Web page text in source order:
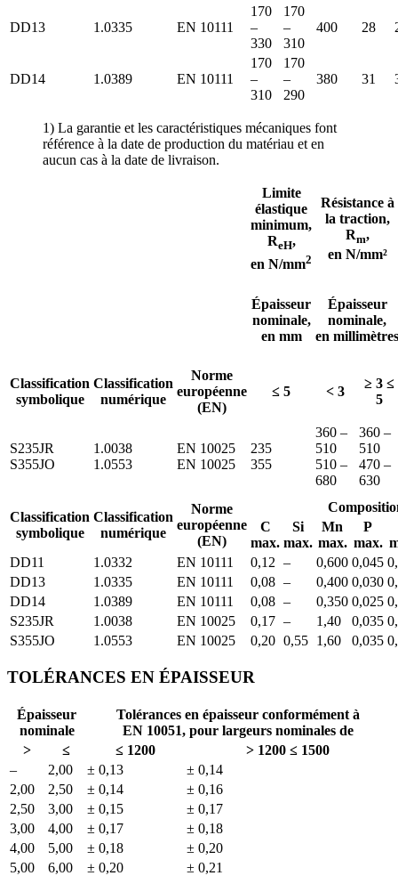
DD13 1.0335 EN 10111
170
–
330
170
–
310
400 28
DD14 1.0389 EN 10111
170
–
310
170
–
290
380 31
1) La garantie et les caractéristiques mécaniques font
référence à la date de production du matériau et en
aucun cas à la date de livraison.
Limite
élastique
minimum,
ReH,
en N/mm2
Résistance à
la traction,
Rm,
en N/mm²
Épaisseur
nominale,
en mm
Épaisseur
nominale,
en millimètres
Classification
symbolique
Classification
numérique
Norme
européenne
(EN)
≤ 5 < 3
≥ 3 ≤
5
S235JR
S355JO
1.0038
1.0553
EN 10025
EN 10025
235
355
360 –
510
510 –
680
360 –
510
470 –
630
Classification
symbolique
Classification
numérique
Norme
européenne
(EN)
C
max.
Si
max.
Mn
max.
P
max.
DD11
1.0332 EN 10111 0,12 – 0,600 0,045
DD13
1.0335 EN 10111 0,08 – 0,400 0,030
DD14
1.0389 EN 10111 0,08 – 0,350 0,025
S235JR
1.0038 EN 10025 0,17 – 1,40 0,035
S355JO
1.0553 EN 10025 0,20 0,55 1,60 0,035
TOLÉRANCES EN ÉPAISSEUR
Épaisseur
nominale
Tolérances en épaisseur conformément à
EN 10051, pour largeurs nominales de
>
≤ ≤ 1200
> 1200 ≤ 1500
–
2,00 ± 0,13
± 0,14
2,00
2,50 ± 0,14
± 0,16
2,50
3,00 ± 0,15
± 0,17
3,00
4,00 ± 0,17
± 0,18
4,00
5,00 ± 0,18
± 0,20
5,00
6,00 ± 0,20 ± 0,21